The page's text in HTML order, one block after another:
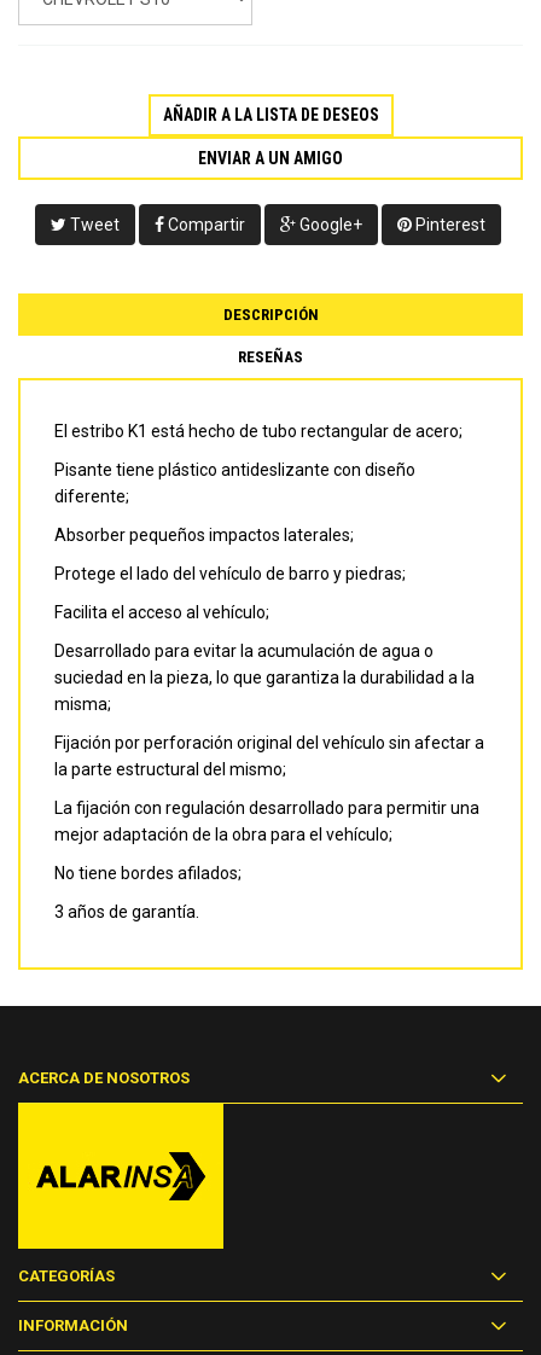
AÑADIR A LA LISTA DE DESEOS
ENVIAR A UN AMIGO
Tweet Compartir Google+ Pinterest
DESCRIPCIÓN
RESEÑAS
El estribo K1 está hecho de tubo rectangular de acero;
Pisante tiene plástico antideslizante con diseño
diferente;
Absorber pequeños impactos laterales;
Protege el lado del vehículo de barro y piedras;
Facilita el acceso al vehículo;
Desarrollado para evitar la acumulación de agua o
suciedad en la pieza, lo que garantiza la durabilidad a la
misma;
Fijación por perforación original del vehículo sin afectar a
la parte estructural del mismo;
La fijación con regulación desarrollado para permitir una
mejor adaptación de la obra para el vehículo;
No tiene bordes afilados;
3 años de garantía.
ACERCA DE NOSOTROS
CATEGORÍAS
INFORMACIÓN